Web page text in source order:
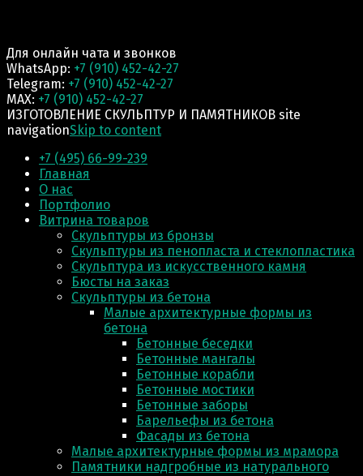
Для онлайн чата и звонков
WhatsApp: +7 (910) 452-42-27
Telegram: +7 (910) 452-42-27
MAX: +7 (910) 452-42-27
ИЗГОТОВЛЕНИЕ СКУЛЬПТУР И ПАМЯТНИКОВ site
navigationSkip to content
+7 (495) 66-99-239
Главная
О нас
Портфолио
Витрина товаров
Скульптуры из бронзы
Скульптуры из пенопласта и стеклопластика
Скульптура из искусственного камня
Бюсты на заказ
Скульптуры из бетона
Малые архитектурные формы из
бетона
Бетонные беседки
Бетонные мангалы
Бетонные корабли
Бетонные мостики
Бетонные заборы
Барельефы из бетона
Фасады из бетона
Малые архитектурные формы из мрамора
Памятники надгробные из натурального